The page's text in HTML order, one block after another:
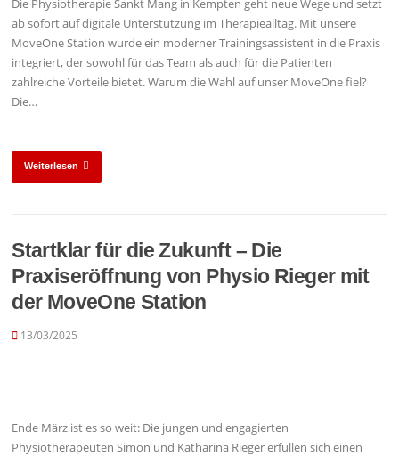
Die Physiotherapie Sankt Mang in Kempten geht neue Wege und setzt
ab sofort auf digitale Unterstützung im Therapiealltag. Mit unsere
MoveOne Station wurde ein moderner Trainingsassistent in die Praxis
integriert, der sowohl für das Team als auch für die Patienten
zahlreiche Vorteile bietet. Warum die Wahl auf unser MoveOne fiel?
Die…
Weiterlesen
Startklar für die Zukunft – Die
Praxiseröffnung von Physio Rieger mit
der MoveOne Station
13/03/2025
Ende März ist es so weit: Die jungen und engagierten
Physiotherapeuten Simon und Katharina Rieger erfüllen sich einen